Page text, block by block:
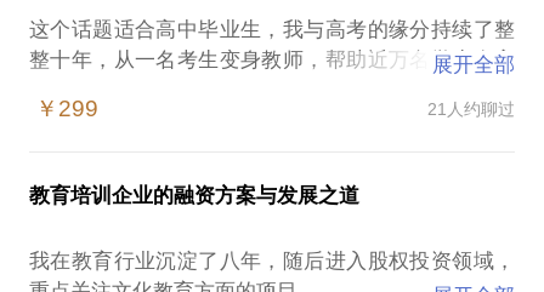
管理方面：带过三十人的团队，对接渠道、市场、人
员方方面面。
因此我们可以聊聊教育圈的事。
融、咨询等众人眼中的高大上行业，也结交了无数满
对MBA申请、职业转换有疑问，欢迎约聊。
你可能是：
这个话题适合高中毕业生，我与高考的缘分持续了整
整十年，从一名考生变身教师，帮助近万名学生在高
该如何帮助你少走弯路、早日成就更好的自己。
假期已至，如何有效利用？放松玩耍的同时要为未来
做哪些准备？
逅更好的自己？
展开全部
￥299 21人约聊过
教育培训企业的融资方案与发展之道
我在教育行业沉淀了八年，随后进入股权投资领域，